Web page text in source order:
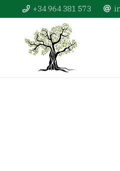
+34 964 381 573